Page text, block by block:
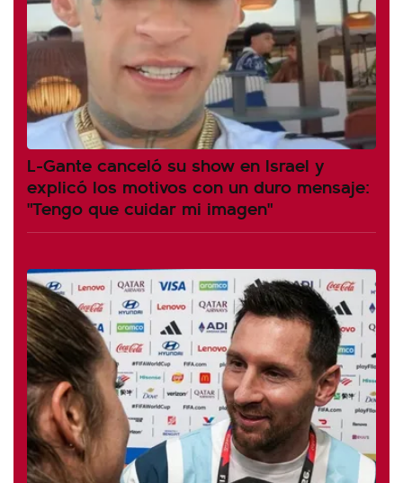
L-Gante canceló su show en Israel y
explicó los motivos con un duro mensaje:
"Tengo que cuidar mi imagen"